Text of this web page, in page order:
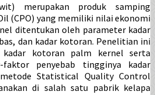
merupakan produk samping
(CPO) yang memiliki nilai ekonomi
ditentukan oleh parameter kadar
dan kadar kotoran. Penelitian ini
kadar kotoran palm kernel serta
faktor penyebab tingginya kadar
Statistical Quality Control
di salah satu pabrik kelapa